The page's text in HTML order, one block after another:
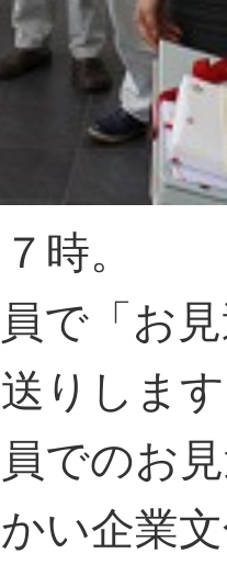
時。
で「お
りしま
でのお
い企業